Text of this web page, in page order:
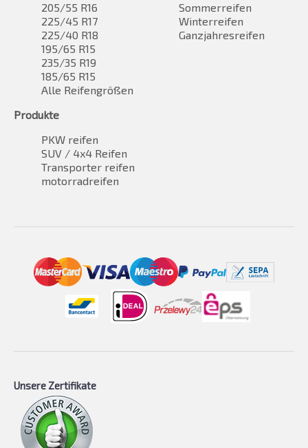
205/55 R16
225/45 R17
225/40 R18
195/65 R15
235/35 R19
185/65 R15
Alle Reifengrößen
Sommerreifen
Winterreifen
Ganzjahresreifen
Produkte
PKW reifen
SUV / 4x4 Reifen
Transporter reifen
motorradreifen
Unsere Zertifikate